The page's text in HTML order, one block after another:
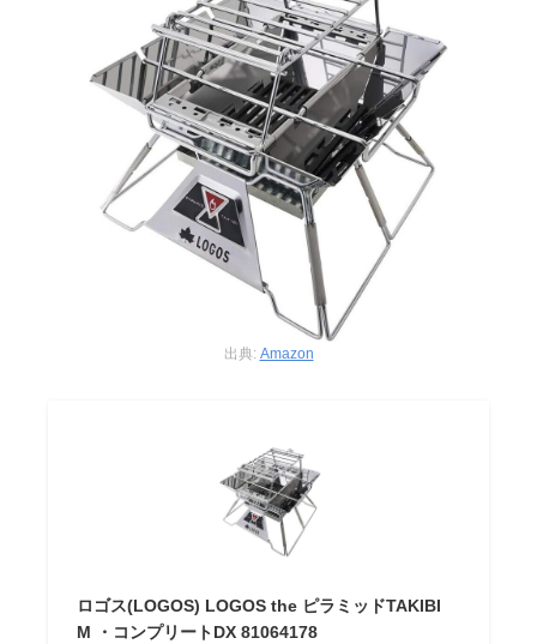
出典: Amazon
ロゴス(LOGOS) LOGOS the ピラミッドTAKIBI
M ・コンプリートDX 81064178